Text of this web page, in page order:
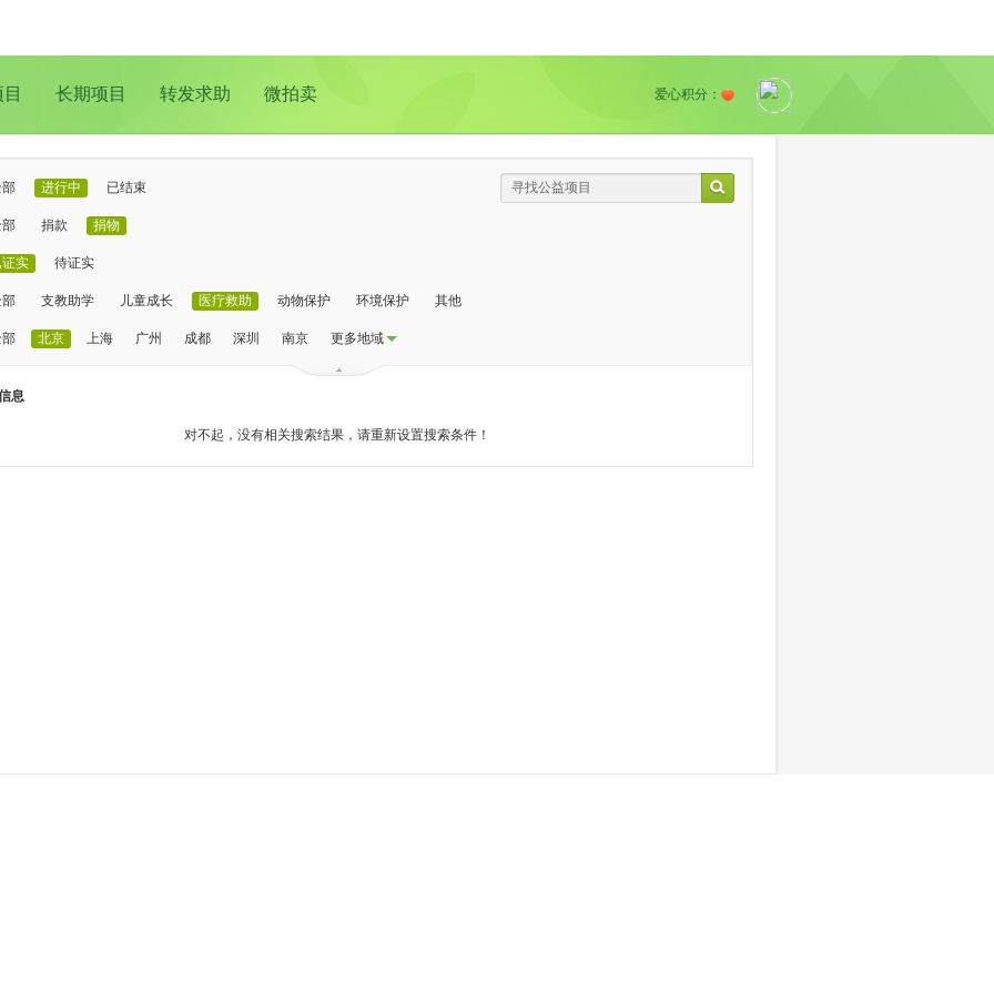
长期项目 转发求助 微拍卖 爱心积分：
进行中 已结束
捐款 捐物
证实 待证实
支教助学 儿童成长 医疗救助 动物保护 环境保护 其他
北京 上海 广州 成都 深圳 南京 更多地域
息
对不起，没有相关搜索结果，请重新设置搜索条件！